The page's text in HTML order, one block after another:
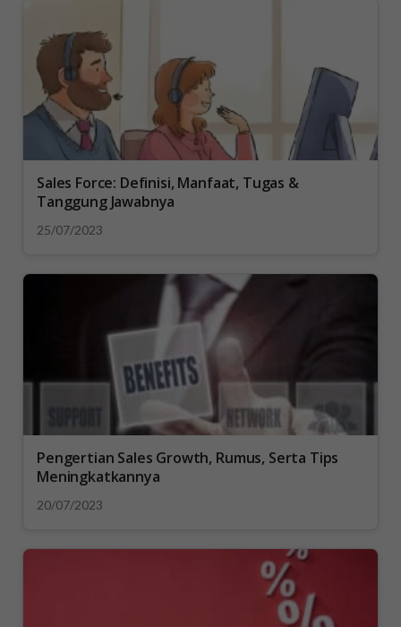
Sales Force: Definisi, Manfaat, Tugas &
Tanggung Jawabnya
25/07/2023
Pengertian Sales Growth, Rumus, Serta Tips
Meningkatkannya
20/07/2023